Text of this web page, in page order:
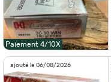
Paiement 4/10X
ajouté le 06/08/2026